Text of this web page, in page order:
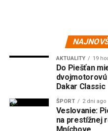
AKTUALITY 19
Do Piešťan
dvojmotorovú
Dakar Classic
ŠPORT 2 dni ago
Veslovanie:
na prestížnej